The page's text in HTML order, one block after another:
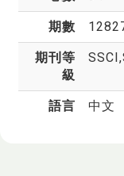
期數
期刊等
級
語言 中文